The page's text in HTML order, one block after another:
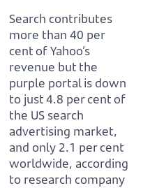
Search contributes
more than 40 per
cent of Yahoo’s
revenue but the
purple portal is down
to just 4.8 per cent of
the US search
advertising market,
and only 2.1 per cent
worldwide, according
to research company